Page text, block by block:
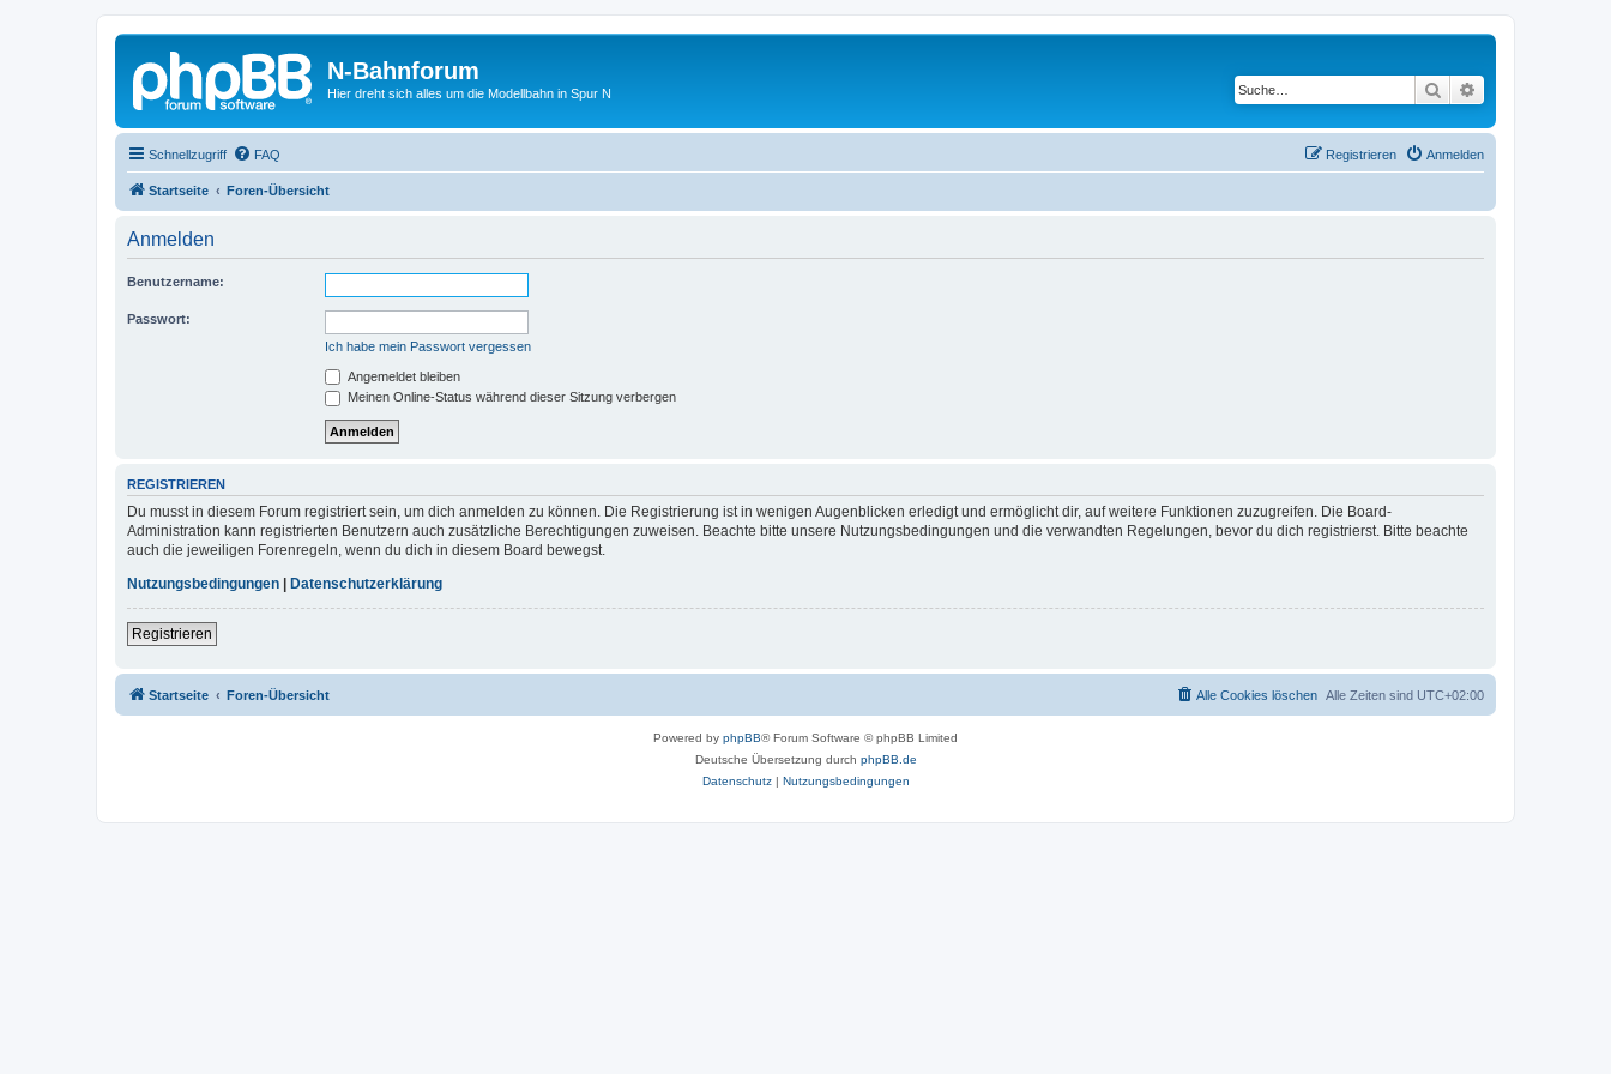
N-Bahnforum
Hier dreht sich alles um die Modellbahn in Spur N Suche
Schnellzugriff FAQ Anmelden
Registrieren
Startseite Foren-Übersicht
Anmelden
Benutzername:
Passwort:
Ich habe mein Passwort vergessen
Angemeldet bleiben
Meinen Online-Status während dieser Sitzung verbergen
REGISTRIEREN
Du musst in diesem Forum registriert sein, um dich anmelden zu können. Die Registrierung ist in wenigen Augenblicken erledigt und ermöglicht dir, auf weitere Funktionen zuzugreifen. Die Board-
Administration kann registrierten Benutzern auch zusätzliche Berechtigungen zuweisen. Beachte bitte unsere Nutzungsbedingungen und die verwandten Regelungen, bevor du dich registrierst. Bitte beachte
auch die jeweiligen Forenregeln, wenn du dich in diesem Board bewegst.
Nutzungsbedingungen
Datenschutzerklärung
Registrieren
Startseite Foren-Übersicht Alle Zeiten sind UTC+02:00
Alle Cookies löschen
Powered by phpBB® Forum Software © phpBB Limited
Deutsche Übersetzung durch phpBB.de
Datenschutz| Nutzungsbedingungen